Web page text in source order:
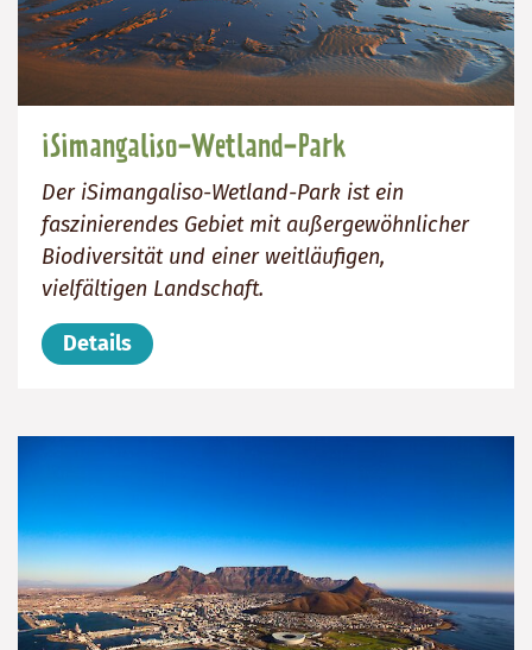
iSimangaliso-Wetland-Park
Der iSimangaliso-Wetland-Park ist ein
faszinierendes Gebiet mit außergewöhnlicher
Biodiversität und einer weitläufigen,
vielfältigen Landschaft.
Details